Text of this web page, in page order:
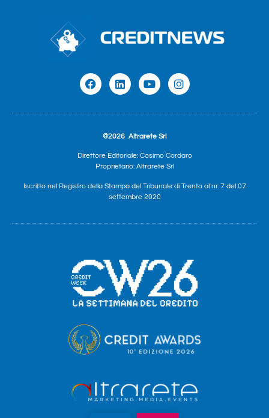
©2026 Altrarete Srl
Direttore Editoriale: Cosimo Cordaro
Proprietario: Altrarete Srl
Iscritto nel Registro della Stampa del Tribunale di Trento al nr. 7 del 07
settembre 2020